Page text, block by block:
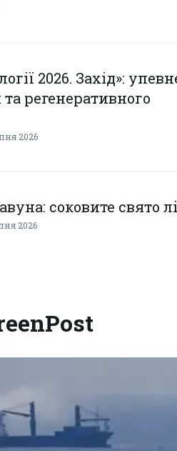
2026. Захід»:
регенеративного
2026
соковите свято
2026